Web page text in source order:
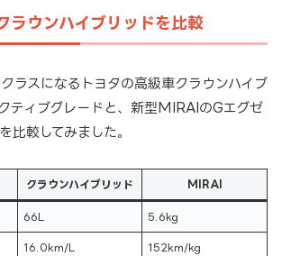
ラウンハイブリッドを比較
ラスになるトヨタの高級車クラウンハイブ
ティブグレードと、新型MIRAIのGエグゼ
比較してみました。
クラウンハイブリッド MIRAI
66L 5.6kg
16.0km/L 152km/kg